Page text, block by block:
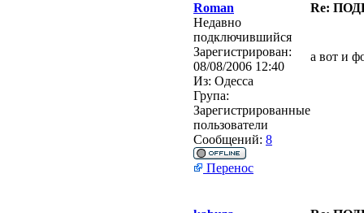
Roman
Re:
Недавно
подключившийся
Зарегистрирован:
08/08/2006 12:40
Из: Одесса
Група:
Зарегистрированные
пользователи
Сообщений: 8
а вот и
Перенос